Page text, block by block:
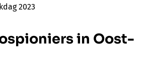
in Oost-